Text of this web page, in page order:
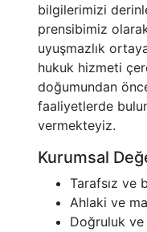
bilgilerimizi
prensibimiz
uyuşmazlık
hukuk hizmeti
doğumundan
faaliyetlerde
vermekteyiz.
Kurumsal
Tarafsız ve
Ahlaki ve
Doğruluk